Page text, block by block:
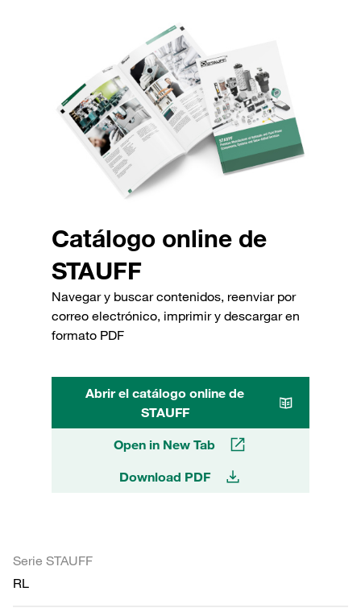
Catálogo online de
STAUFF
Navegar y buscar contenidos, reenviar por
correo electrónico, imprimir y descargar en
formato PDF
Abrir el catálogo online de
STAUFF
Open in New Tab
Download PDF
Serie STAUFF
RL